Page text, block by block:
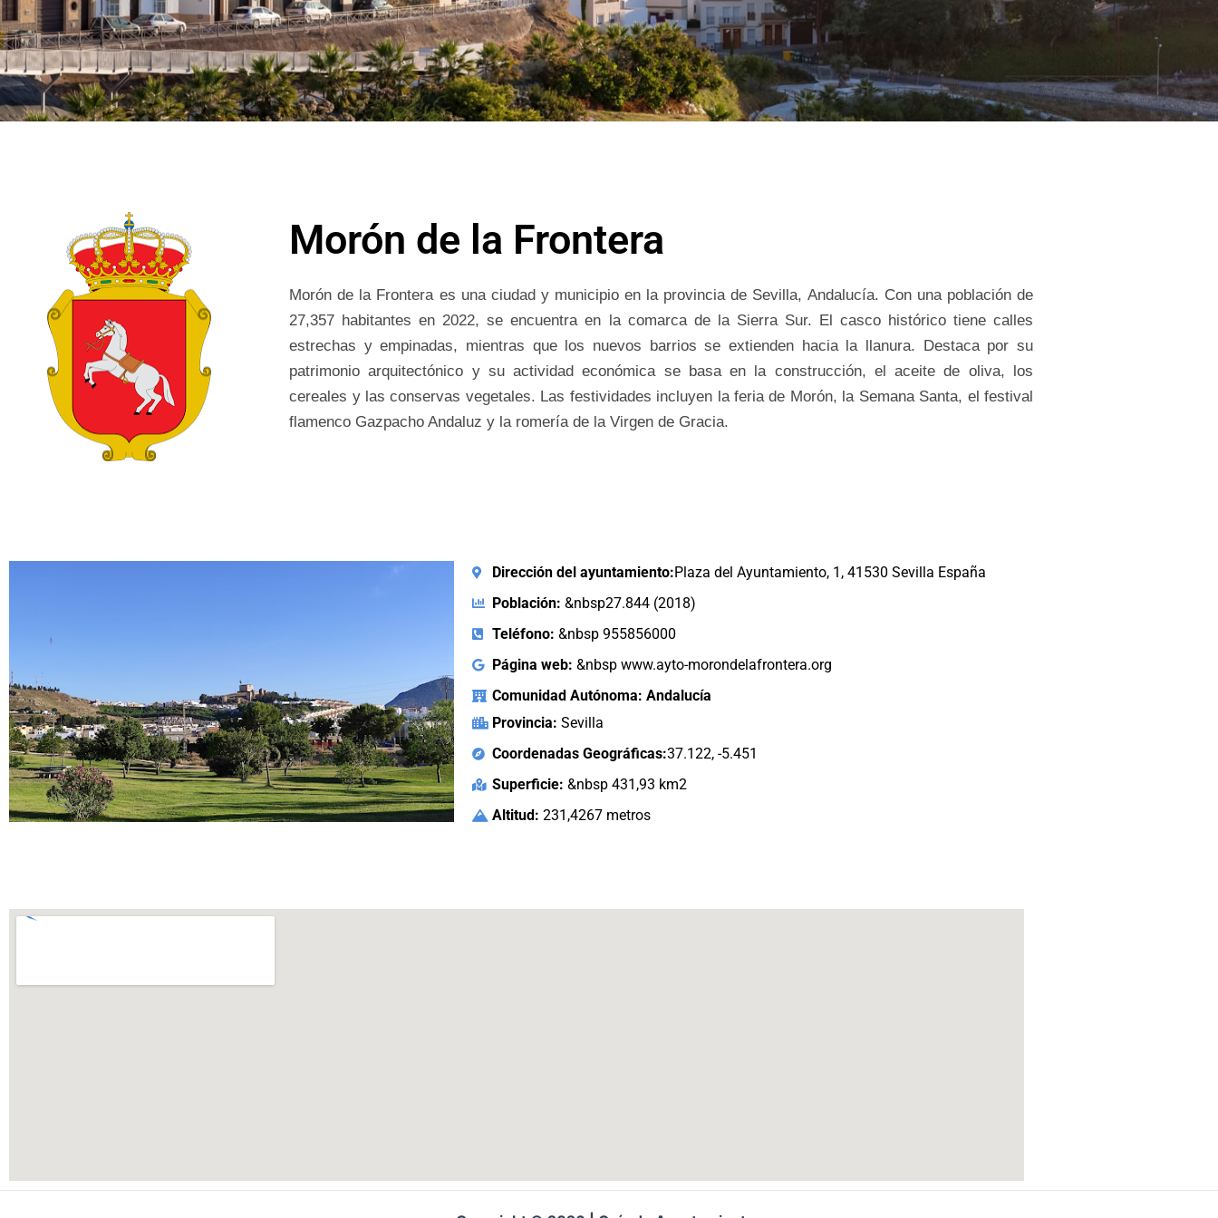
Morón de la Frontera
Morón de la Frontera es una ciudad y municipio en la provincia de Sevilla, Andalucía. Con una población de
27,357 habitantes en 2022, se encuentra en la comarca de la Sierra Sur. El casco histórico tiene calles
estrechas y empinadas, mientras que los nuevos barrios se extienden hacia la llanura. Destaca por su
patrimonio arquitectónico y su actividad económica se basa en la construcción, el aceite de oliva, los
cereales y las conservas vegetales. Las festividades incluyen la feria de Morón, la Semana Santa, el festival
flamenco Gazpacho Andaluz y la romería de la Virgen de Gracia.
Dirección del ayuntamiento:Plaza del Ayuntamiento, 1, 41530 Sevilla España
Población: &nbsp27.844 (2018)
Teléfono: &nbsp 955856000
Página web: &nbsp www.ayto-morondelafrontera.org
Comunidad Autónoma: Andalucía
Provincia: Sevilla
Coordenadas Geográficas:37.122, -5.451
Superficie: &nbsp 431,93 km2
Altitud: 231,4267 metros